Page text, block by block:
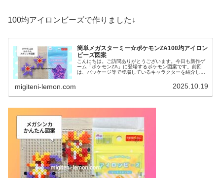
100均アイロンビーズで作りました↓
簡単メガスターミー☆ポケモンZA100均アイロン
ビーズ図案
こんにちは。ご訪問ありがとうございます。今日も新作ゲ
ーム「ポケモンZA」に登場するポケモン図案です。前回
は、パッケージ等で登場しているキャラクターを紹介しま
migiteni-lemon.com 2025.10.19